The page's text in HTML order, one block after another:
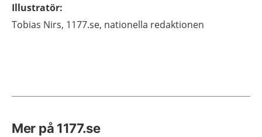
Illustratör:
Tobias Nirs, 1177.se, nationella redaktionen
Mer på 1177.se